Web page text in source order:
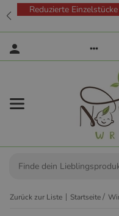
Reduzierte
Zurück zur Liste Startseite